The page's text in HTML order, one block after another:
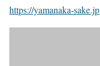
https://yamanaka-sake.jp